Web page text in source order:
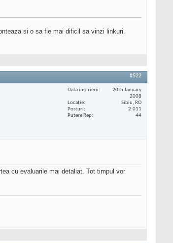
si o sa fie mai dificil sa vinzi linkuri.
#522
Data înscrierii
20th January
2008
Locaţie
Sibiu, RO
Posturi
2.011
Putere Rep
44
cu evaluarile mai detaliat. Tot timpul vor